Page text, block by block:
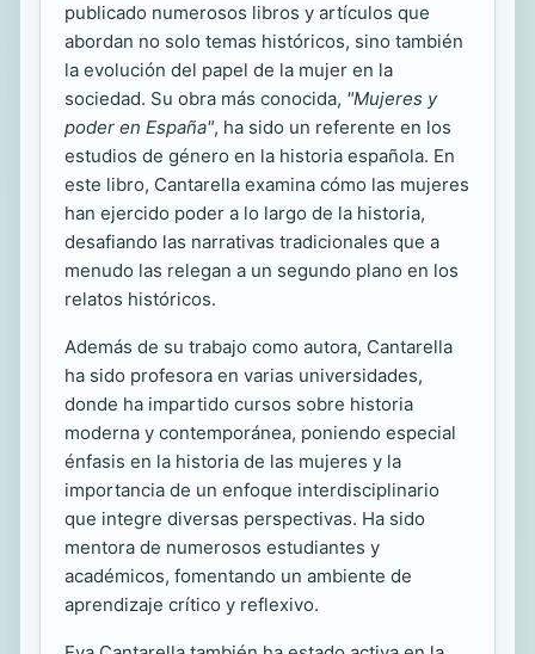
publicado numerosos libros y artículos que
abordan no solo temas históricos, sino también
la evolución del papel de la mujer en la
sociedad. Su obra más conocida, "Mujeres y
poder en España", ha sido un referente en los
estudios de género en la historia española. En
este libro, Cantarella examina cómo las mujeres
han ejercido poder a lo largo de la historia,
desafiando las narrativas tradicionales que a
menudo las relegan a un segundo plano en los
relatos históricos.
Además de su trabajo como autora, Cantarella
ha sido profesora en varias universidades,
donde ha impartido cursos sobre historia
moderna y contemporánea, poniendo especial
énfasis en la historia de las mujeres y la
importancia de un enfoque interdisciplinario
que integre diversas perspectivas. Ha sido
mentora de numerosos estudiantes y
académicos, fomentando un ambiente de
aprendizaje crítico y reflexivo.